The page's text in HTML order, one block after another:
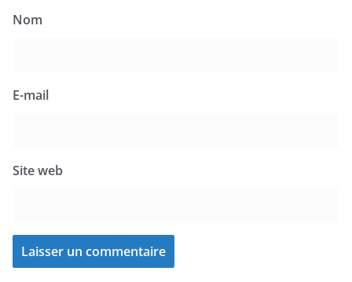
Nom
E-mail
Site web